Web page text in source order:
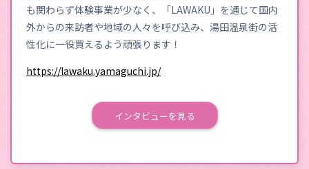
も関わらず体験事業が少なく、「LAWAKU」を通じて国内
外からの来訪者や地域の人々を呼び込み、湯田温泉街の活
性化に一役買えるよう頑張ります！
https://lawaku.yamaguchi.jp/
インタビューを見る